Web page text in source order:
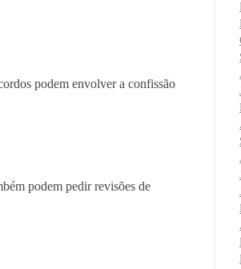
podem envolver a confissão
podem pedir revisões de